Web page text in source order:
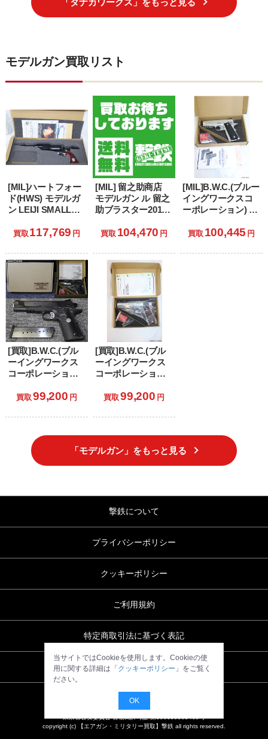
当サイトではCookieを使用します。Cookieの使
用に関する詳細は「クッキーポリシー 」をご覧く
ださい。
OK
モデルガン買取リスト
[MIL]ハートフォー
ド(HWS) モデルガ
ン LEIJI SMALL
COLLECTION 戦士
グーン シリアルナ
ンバー2:クイーン・
エメラルダスモデ
ル
買取 117,769 円
[MIL] 留之助商店
モデルガン ル 留之
助ブラスター2019
ィション 「ブレー
買取 104,470 円
[MIL]B.W.C.(ブルー
イングワークスコ
ーポレーション) 発
Kimber
TLE/RL II(キンバー
買取 100,445 円
[買取]B.W.C.(ブル
ーイングワークス
コーポレーション)
ガン ウィルソンコ
ルフレーム ライト
ルーイング仕様
買取 99,200 円
[買取]B.W.C.(ブル
ーイングワークス
コーポレーション)
ガン AMT
ードボーラー) 5イ
買取 99,200 円
「モデルガン」をもっと見る
撃鉄について
プライバシーポリシー
クッキーポリシー
ご利用規約
特定商取引法に基づく表記
お問い合わせ
東京都公安委員会 古物商許可証 第306699505469号
copyright (c) 【エアガン・ミリタリー買取】撃鉄 all rights reserved.